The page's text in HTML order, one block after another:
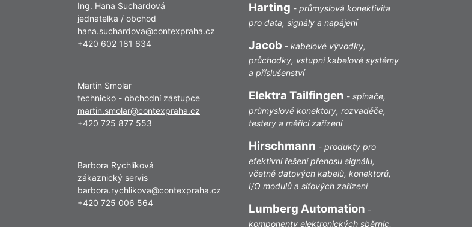
Ing. Hana Suchardová
jednatelka / obchod
hana.suchardova@contexpraha.cz
+420 602 181 634
Martin Smolar
technicko - obchodní zástupce
martin.smolar@contexpraha.cz
+420 725 877 553
Barbora Rychlíková
zákaznický servis
barbora.rychlikova@contexpraha.cz
+420 725 006 564
Harting - průmyslová konektivita
pro data, signály a napájení
Jacob - kabelové vývodky,
průchodky, vstupní kabelové systémy
a příslušenství
Elektra Tailfingen - spínače,
průmyslové konektory, rozvaděče,
testery a měřící zařízení
Hirschmann - produkty pro
efektivní řešení přenosu signálu,
včetně datových kabelů, konektorů,
I/O modulů a síťových zařízení
Lumberg Automation -
komponenty elektronických sběrnic,